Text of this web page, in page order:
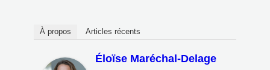
À propos Articles récents
Éloïse Maréchal-Delage